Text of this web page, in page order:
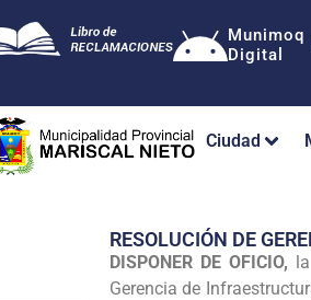
Munimoq
Digital
Ciudad
RESOLUCIÓN DE
DISPONER DE OFICIO,
Gerencia de